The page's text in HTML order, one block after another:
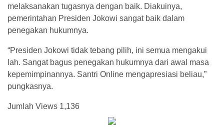
melaksanakan tugasnya dengan baik. Diakuinya,
pemerintahan Presiden Jokowi sangat baik dalam
penegakan hukumnya.
“Presiden Jokowi tidak tebang pilih, ini semua mengakui
lah. Sangat bagus penegakan hukumnya dari awal masa
kepemimpinannya. Santri Online mengapresiasi beliau,”
pungkasnya.
Jumlah Views 1,136